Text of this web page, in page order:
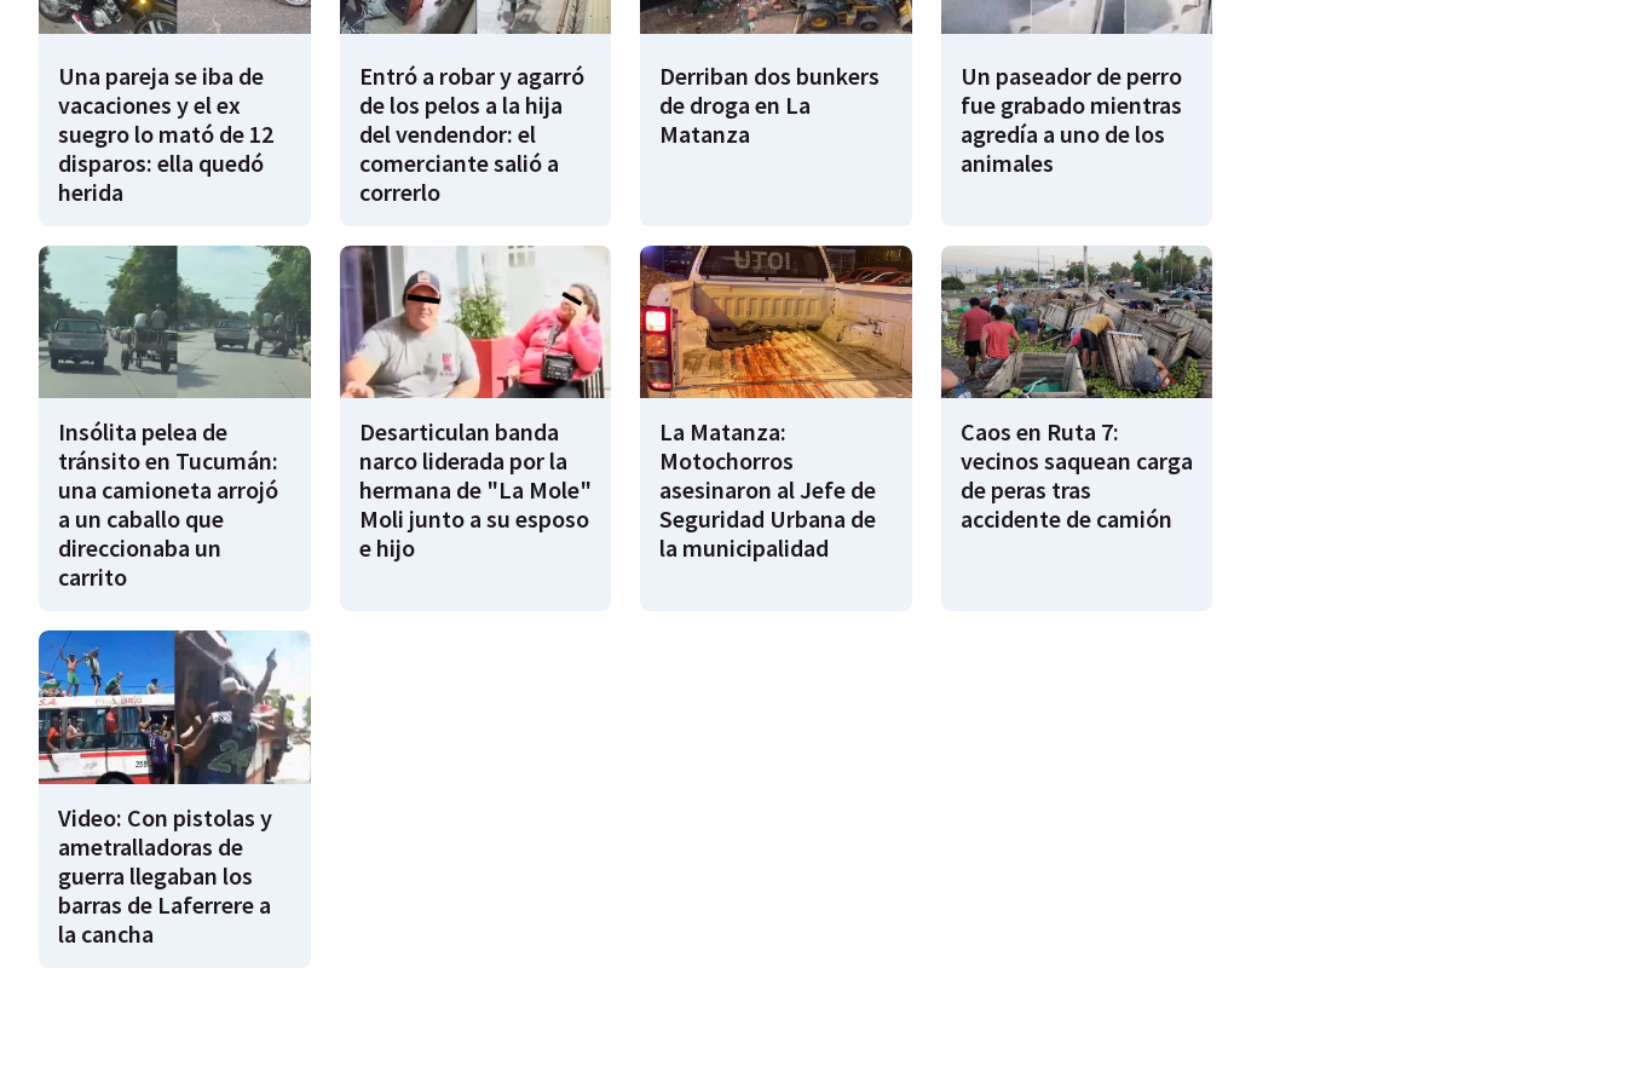
Una pareja se iba de
vacaciones y el ex
suegro lo mató de 12
disparos: ella quedó
herida
Entró a robar y agarró
de los pelos a la hija
del vendendor: el
comerciante salió a
correrlo
Derriban dos bunkers
de droga en La
Matanza
Un paseador de perro
fue grabado mientras
agredía a uno de los
animales
Insólita pelea de
tránsito en Tucumán:
una camioneta arrojó
a un caballo que
direccionaba un
carrito
Desarticulan banda
narco liderada por la
hermana de "La Mole"
Moli junto a su esposo
e hijo
La Matanza:
Motochorros
asesinaron al Jefe de
Seguridad Urbana de
la municipalidad
Caos en Ruta 7:
vecinos saquean carga
de peras tras
accidente de camión
Video: Con pistolas y
ametralladoras de
guerra llegaban los
barras de Laferrere a
la cancha